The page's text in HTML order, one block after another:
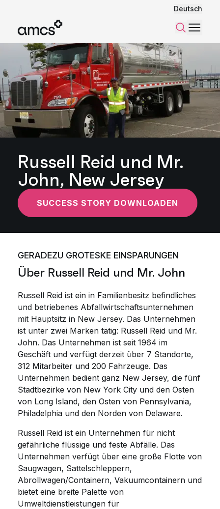
Deutsch
Suchen
Menü
Russell Reid und Mr.
John, New Jersey
SUCCESS STORY DOWNLOADEN
GERADEZU GROTESKE EINSPARUNGEN
Über Russell Reid und Mr. John
Russell Reid ist ein in Familienbesitz befindliches
und betriebenes Abfallwirtschaftsunternehmen
mit Hauptsitz in New Jersey. Das Unternehmen
ist unter zwei Marken tätig: Russell Reid und Mr.
John. Das Unternehmen ist seit 1964 im
Geschäft und verfügt derzeit über 7 Standorte,
312 Mitarbeiter und 200 Fahrzeuge. Das
Unternehmen bedient ganz New Jersey, die fünf
Stadtbezirke von New York City und den Osten
von Long Island, den Osten von Pennsylvania,
Philadelphia und den Norden von Delaware.
Russell Reid ist ein Unternehmen für nicht
gefährliche flüssige und feste Abfälle. Das
Unternehmen verfügt über eine große Flotte von
Saugwagen, Sattelschleppern,
Abrollwagen/Containern, Vakuumcontainern und
bietet eine breite Palette von
Umweltdienstleistungen für